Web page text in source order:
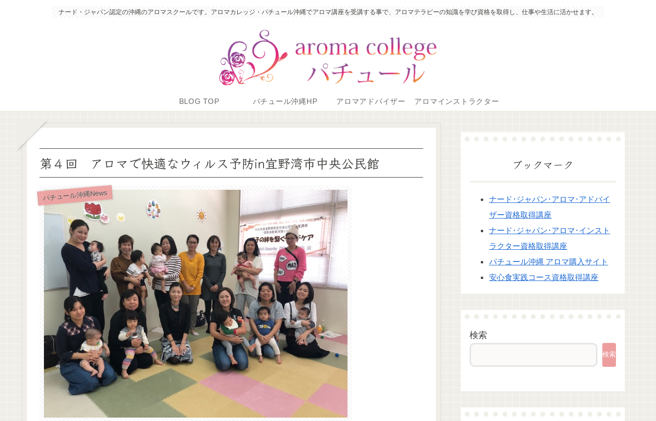
ナード・ジャパン認定の沖縄のアロマスクールです。アロマカレッジ・パチュール沖縄でアロマ講座を受講する事で、アロマテラピーの知識を学び資格を取得し、仕事や生活に活かせます。
BLOG TOP パチュール沖縄HP アロマアドバイザー アロマインストラクター
第４回 アロマで快適なウィルス予防in宜野湾市中央公民館
パチュール沖縄News
ブックマーク
ナード･ジャパン･アロマ･アドバイ
ザー資格取得講座
ナード･ジャパン･アロマ･インスト
ラクター資格取得講座
パチュール沖縄 アロマ購入サイト
安心食実践コース資格取得講座
検索
検索